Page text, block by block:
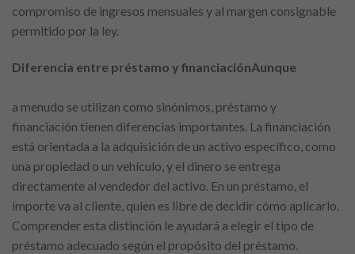
compromiso de ingresos mensuales y al margen consignable
permitido por la ley.
Diferencia entre préstamo y financiaciónAunque
a menudo se utilizan como sinónimos, préstamo y
financiación tienen diferencias importantes. La financiación
está orientada a la adquisición de un activo específico, como
una propiedad o un vehículo, y el dinero se entrega
directamente al vendedor del activo. En un préstamo, el
importe va al cliente, quien es libre de decidir cómo aplicarlo.
Comprender esta distinción le ayudará a elegir el tipo de
préstamo adecuado según el propósito del préstamo.